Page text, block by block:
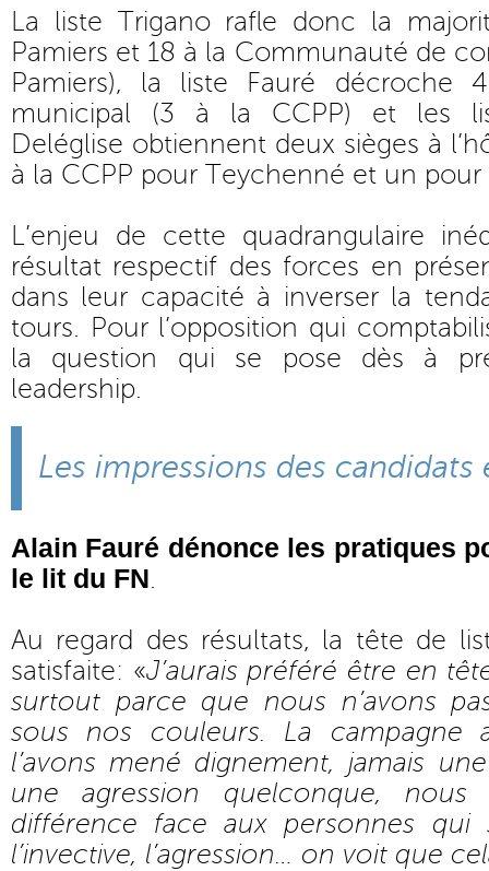
La liste Trigano rafle donc la
Pamiers et 18 à la Communauté de
Pamiers), la liste Fauré décroche
municipal (3 à la CCPP) et les
Deléglise obtiennent deux sièges à
à la CCPP pour Teychenné et un pour
L’enjeu de cette quadrangulaire
résultat respectif des forces en
dans leur capacité à inverser la
tours. Pour l’opposition qui
la question qui se pose dès à
leadership.
Les impressions des candidats
Alain Fauré dénonce les pratiques
le lit du FN.
Au regard des résultats, la tête de
satisfaite: «J’aurais préféré être en
surtout parce que nous n’avons
sous nos couleurs. La campagne
l’avons mené dignement, jamais
une agression quelconque,
différence face aux personnes qui
l’invective, l’agression… on voit que